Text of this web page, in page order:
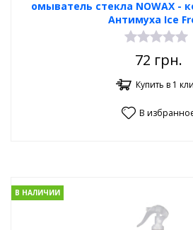
омыватель стекла NOWAX -
Антимуха Ice
72 грн.
Купить в 1
В
В НАЛИЧИИ